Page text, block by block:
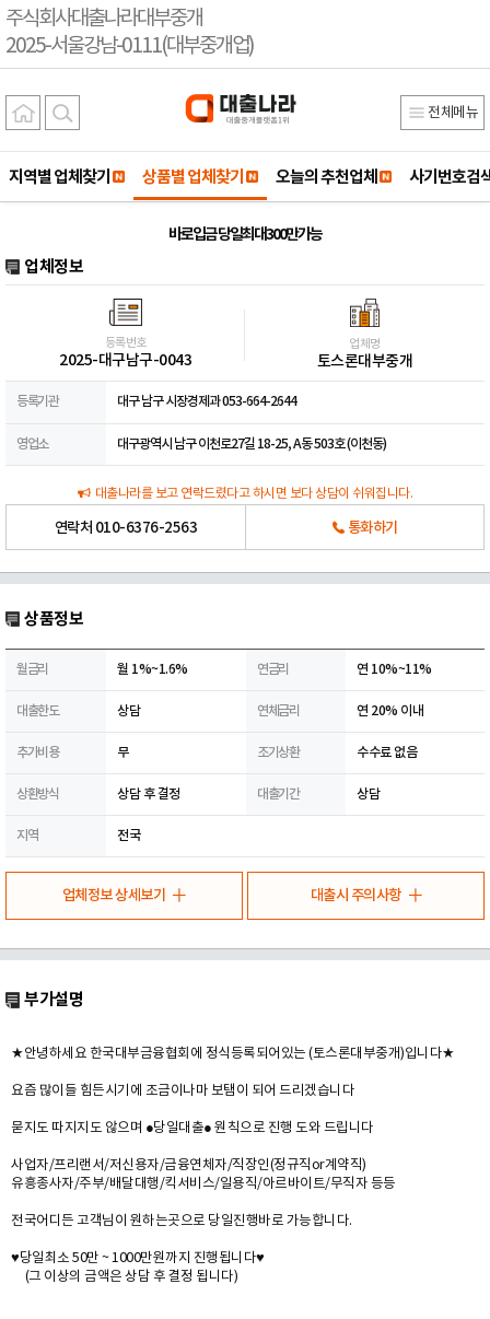
주식회사대출나라대부중개
2025-서울강남-0111(대부중개업)
전체메뉴
지역별 업체찾기 상품별 업체찾기 오늘의 추천업체 사기번호검
바로입금 당일최대300만가능
업체정보
등록번호
2025-대구남구-0043
업체명
토스론대부중개
등록기관 대구 남구 시장경제과 053-664-2644
영업소 대구광역시 남구 이천로27길 18-25, A동 503호 (이천동)
대출나라를 보고 연락드렸다고 하시면 보다 상담이 쉬워집니다.
연락처 010-6376-2563 통화하기
상품정보
월금리 월 1%~1.6% 연금리 연 10%~11%
대출한도 상담 연체금리 연 20% 이내
추가비용 무 조기상환 수수료 없음
상환방식 상담 후 결정 대출기간 상담
지역 전국
업체정보 상세보기 대출시 주의사항
부가설명
★안녕하세요 한국대부금융협회에 정식등록되어있는 (토스론대부중개)입니다★
요즘 많이들 힘든시기에 조금이나마 보탬이 되어 드리겠습니다
묻지도 따지지도 않으며 ●당일대출● 원칙으로 진행 도와 드립니다
사업자/프리랜서/저신용자/금융연체자/직장인(정규직or계약직)
유흥종사자/주부/배달대행/킥서비스/일용직/아르바이트/무직자 등등
전국어디든 고객님이 원하는곳으로 당일진행바로 가능합니다.
♥당일최소 50만 ~ 1000만원까지 진행됩니다♥
(그 이상의 금액은 상담 후 결정 됩니다)